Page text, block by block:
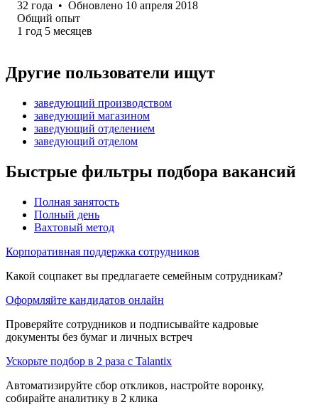
32 года • Обновлено 10 апреля 2018
Общий опыт
1 год 5 месяцев
Другие пользователи ищут
заведующий производством
заведующий магазином
заведующий отделением
заведующий отделом
Быстрые фильтры подбора вакансий
Полная занятость
Полный день
Вахтовый метод
Корпоративная поддержка сотрудников
Какой соцпакет вы предлагаете семейным сотрудникам?
Оформляйте кандидатов онлайн
Проверяйте сотрудников и подписывайте кадровые
документы без бумаг и личных встреч
Ускорьте подбор в 2 раза с Talantix
Автоматизируйте сбор откликов, настройте воронку,
собирайте аналитику в 2 клика